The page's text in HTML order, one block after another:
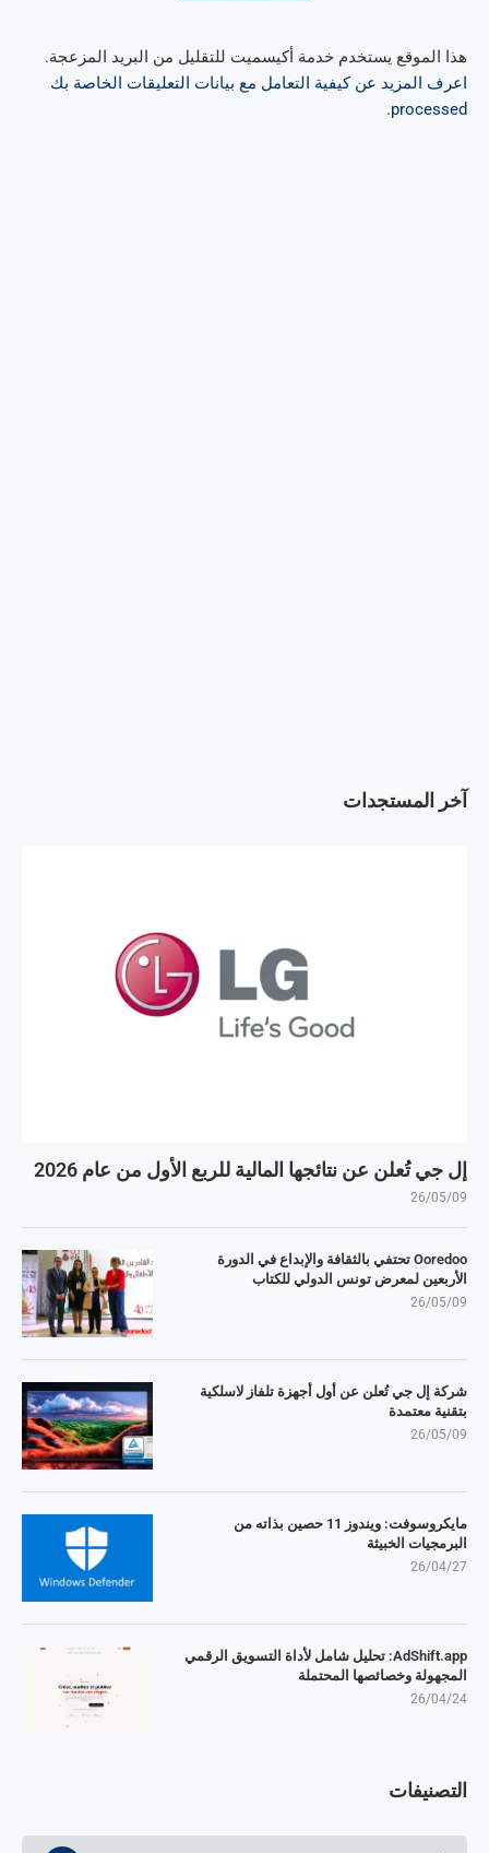
هذا الموقع يستخدم خدمة أكيسميت للتقليل من البريد المزعجة.
اعرف المزيد عن كيفية التعامل مع بيانات التعليقات الخاصة بك
processed
.
آخر المستجدات
إل جي تُعلن عن نتائجها المالية للربع الأول من عام 2026
26/05/09
Ooredoo تحتفي بالثقافة والإبداع في الدورة
الأربعين لمعرض تونس الدولي للكتاب
26/05/09
شركة إل جي تُعلن عن أول أجهزة تلفاز لاسلكية
بتقنية معتمدة
26/05/09
مايكروسوفت: ويندوز 11 حصين بذاته من
البرمجيات الخبيثة
26/04/27
AdShift.app: تحليل شامل لأداة التسويق الرقمي
المجهولة وخصائصها المحتملة
26/04/24
التصنيفات